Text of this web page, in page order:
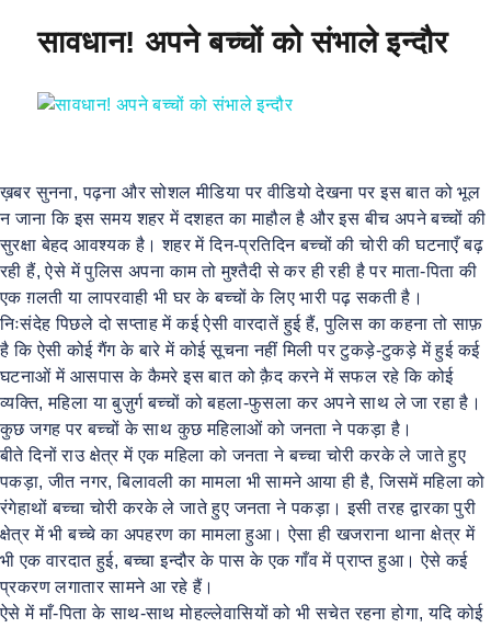
o
k
p
सावधान! अपने बच्चों को संभाले इन्दौर
ख़बर सुनना, पढ़ना और सोशल मीडिया पर वीडियो देखना पर इस बात को भूल
न जाना कि इस समय शहर में दशहत का माहौल है और इस बीच अपने बच्चों की
सुरक्षा बेहद आवश्यक है। शहर में दिन-प्रतिदिन बच्चों की चोरी की घटनाएँ बढ़
रही हैं, ऐसे में पुलिस अपना काम तो मुश्तैदी से कर ही रही है पर माता-पिता की
एक ग़लती या लापरवाही भी घर के बच्चों के लिए भारी पढ़ सकती है।
निःसंदेह पिछले दो सप्ताह में कई ऐसी वारदातें हुई हैं, पुलिस का कहना तो साफ़
है कि ऐसी कोई गैंग के बारे में कोई सूचना नहीं मिली पर टुकड़े-टुकड़े में हुई कई
घटनाओं में आसपास के कैमरे इस बात को क़ैद करने में सफल रहे कि कोई
व्यक्ति, महिला या बुज़ुर्ग बच्चों को बहला-फुसला कर अपने साथ ले जा रहा है।
कुछ जगह पर बच्चों के साथ कुछ महिलाओं को जनता ने पकड़ा है।
बीते दिनों राउ क्षेत्र में एक महिला को जनता ने बच्चा चोरी करके ले जाते हुए
पकड़ा, जीत नगर, बिलावली का मामला भी सामने आया ही है, जिसमें महिला को
रंगेहाथों बच्चा चोरी करके ले जाते हुए जनता ने पकड़ा। इसी तरह द्वारका पुरी
क्षेत्र में भी बच्चे का अपहरण का मामला हुआ। ऐसा ही खजराना थाना क्षेत्र में
भी एक वारदात हुई, बच्चा इन्दौर के पास के एक गाँव में प्राप्त हुआ। ऐसे कई
प्रकरण लगातार सामने आ रहे हैं।
ऐसे में माँ-पिता के साथ-साथ मोहल्लेवासियों को भी सचेत रहना होगा, यदि कोई